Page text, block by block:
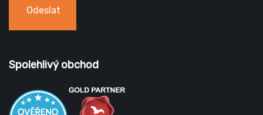
Odeslat
Spolehlivý obchod